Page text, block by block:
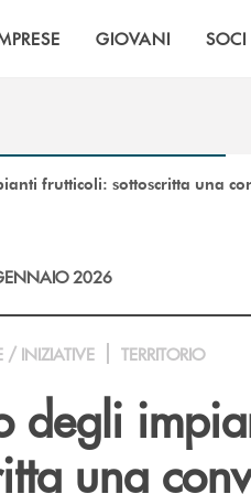
GIOVANI SOCI
frutticoli: sottoscritta una
2026
/ INIZIATIVE TERRITORIO
degli
una